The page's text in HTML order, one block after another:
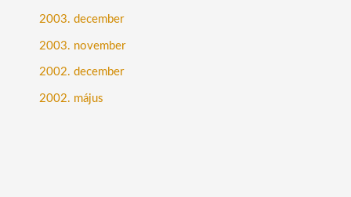
2003. december
2003. november
2002. december
2002. május